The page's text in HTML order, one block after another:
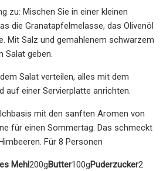
zu: Mischen Sie in einer kleinen
die Granatapfelmelasse, das Olivenöl
Mit Salz und gemahlenem schwarzem
Salat geben.
Salat verteilen, alles mit dem
auf einer Servierplatte anrichten.
mit den sanften Aromen von
für einen Sommertag. Das schmeckt
Für 8 Personen
Mehl200gButter100gPuderzucker2